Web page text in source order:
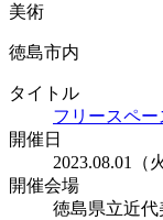
美術
徳島市内
タイトル
フリースペー
開催日
2023.08.01（
開催会場
徳島県立近